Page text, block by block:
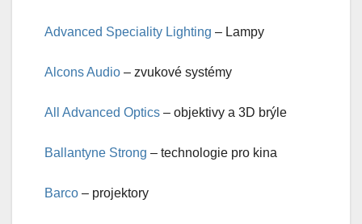
Advanced Speciality Lighting – Lampy
Alcons Audio – zvukové systémy
All Advanced Optics – objektivy a 3D brýle
Ballantyne Strong – technologie pro kina
Barco – projektory